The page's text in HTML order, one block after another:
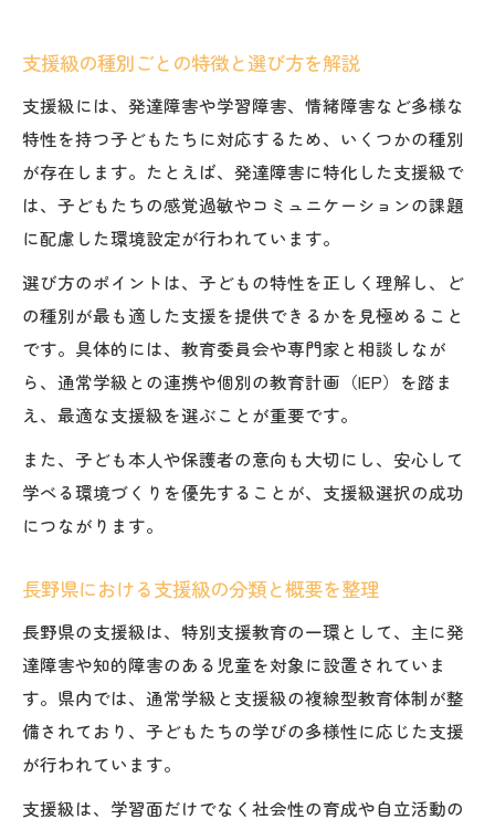
支援級の種別ごとの特徴と選び方を解説
支援級には、発達障害や学習障害、情緒障害など多様な
特性を持つ子どもたちに対応するため、いくつかの種別
が存在します。たとえば、発達障害に特化した支援級で
は、子どもたちの感覚過敏やコミュニケーションの課題
に配慮した環境設定が行われています。
選び方のポイントは、子どもの特性を正しく理解し、ど
の種別が最も適した支援を提供できるかを見極めること
です。具体的には、教育委員会や専門家と相談しなが
ら、通常学級との連携や個別の教育計画（IEP）を踏ま
え、最適な支援級を選ぶことが重要です。
また、子ども本人や保護者の意向も大切にし、安心して
学べる環境づくりを優先することが、支援級選択の成功
につながります。
長野県における支援級の分類と概要を整理
長野県の支援級は、特別支援教育の一環として、主に発
達障害や知的障害のある児童を対象に設置されていま
す。県内では、通常学級と支援級の複線型教育体制が整
備されており、子どもたちの学びの多様性に応じた支援
が行われています。
支援級は、学習面だけでなく社会性の育成や自立活動の